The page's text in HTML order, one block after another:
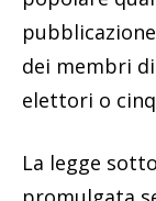
dei membri
elettori o
La legge